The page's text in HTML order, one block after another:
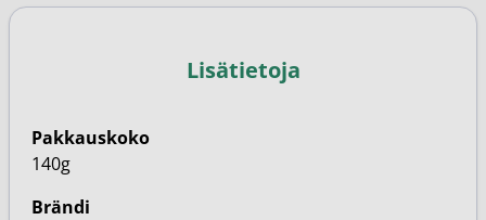
Lisätietoja
Pakkauskoko
140g
Brändi